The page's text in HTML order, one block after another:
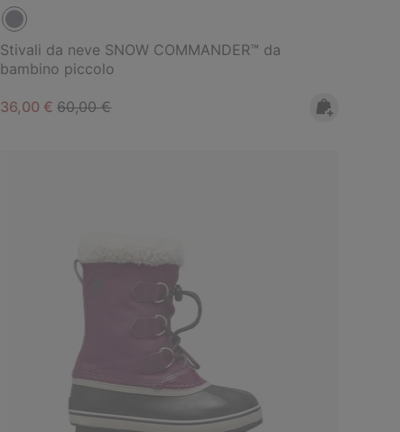
Stivali da neve SNOW COMMANDER™ da
bambino piccolo
Sale price:
36,00 €Regular price:
60,00 €